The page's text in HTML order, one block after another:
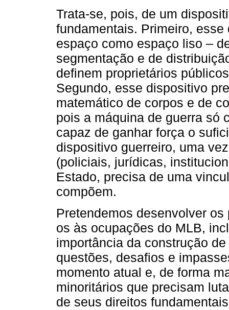
Trata-se, pois, de um
fundamentais. Primeiro,
espaço como espaço liso –
segmentação e de
definem proprietários
Segundo, esse dispositivo
matemático de corpos e de
pois a máquina de guerra só
capaz de ganhar força o
dispositivo guerreiro, uma
(policiais, jurídicas,
Estado, precisa de uma
compõem.
Pretendemos desenvolver
os às ocupações do MLB,
importância da construção
questões, desafios e
momento atual e, de forma
minoritários que precisam
de seus direitos